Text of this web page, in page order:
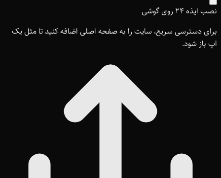
نصب ایذه ۲۴ روی گوشی
برای دسترسی سریع، سایت را به صفحه اصلی اضافه کنید تا مثل یک
اپ باز شود.